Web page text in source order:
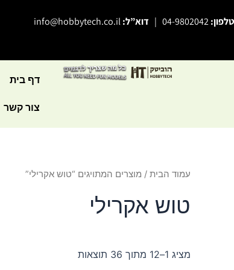
לתוכן
טלפון:04-9802042
| דוא”ל:info@hobbytech.co.il
דף בית
צור קשר
עמוד הבית / מוצרים המתויגים “טוש אקרילי”
טוש אקרילי
מציג 1–12 מתוך 36 תוצאות